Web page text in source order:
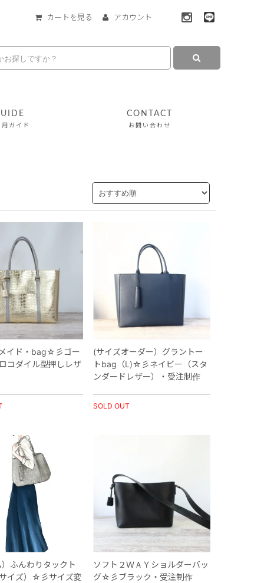
カートを見る アカウント
用ガイド
CONTACT
お問い合わせ
イド・bag☆彡ゴー
コダイル型押しレザ
(サイズオーダー）グラントー
トbag（L)☆彡ネイビー（スタ
ンダードレザー）・受注制作
SOLD OUT
ふんわりタックト
イズ）☆彡サイズ変
ソフト２ＷＡＹショルダーバッ
グ☆彡ブラック・受注制作